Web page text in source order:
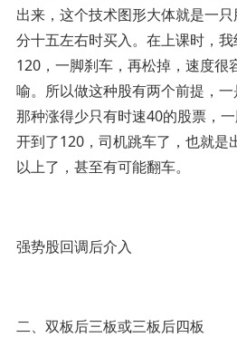
出来，这个技术图形大体就是一
分十五左右时买入。在上课时，
120，一脚刹车，再松掉，速度很
喻。所以做这种股有两个前提，
那种涨得少只有时速40的股票，
开到了120，司机跳车了，也就是
以上了，甚至有可能翻车。
强势股回调后介入
二、双板后三板或三板后四板